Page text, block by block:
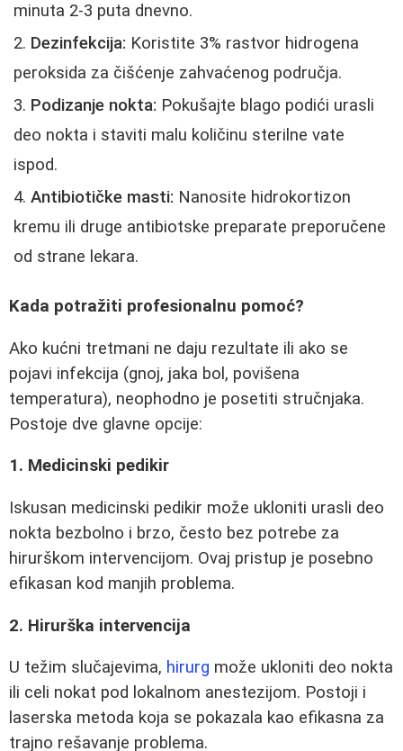
minuta 2-3 puta dnevno.
Dezinfekcija: Koristite 3% rastvor hidrogena
peroksida za čišćenje zahvaćenog područja.
Podizanje nokta: Pokušajte blago podići urasli
deo nokta i staviti malu količinu sterilne vate
ispod.
Antibiotičke masti: Nanosite hidrokortizon
kremu ili druge antibiotske preparate preporučene
od strane lekara.
Kada potražiti profesionalnu pomoć?
Ako kućni tretmani ne daju rezultate ili ako se
pojavi infekcija (gnoj, jaka bol, povišena
temperatura), neophodno je posetiti stručnjaka.
Postoje dve glavne opcije:
1. Medicinski pedikir
Iskusan medicinski pedikir može ukloniti urasli deo
nokta bezbolno i brzo, često bez potrebe za
hirurškom intervencijom. Ovaj pristup je posebno
efikasan kod manjih problema.
2. Hirurška intervencija
U težim slučajevima, hirurg može ukloniti deo nokta
ili celi nokat pod lokalnom anestezijom. Postoji i
laserska metoda koja se pokazala kao efikasna za
trajno rešavanje problema.